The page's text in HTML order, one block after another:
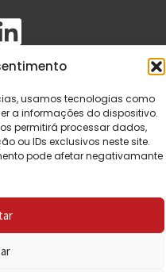
usamos tecnologias como
a informações do dispositivo.
permitirá processar dados,
ou IDs exclusivos neste site.
pode afetar negativamante
Todos os